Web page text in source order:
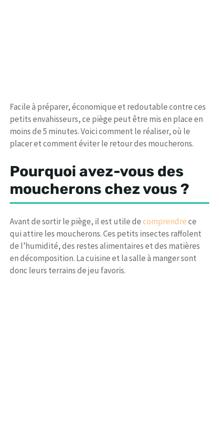
Facile à préparer, économique et redoutable contre ces
petits envahisseurs, ce piège peut être mis en place en
moins de 5 minutes. Voici comment le réaliser, où le
placer et comment éviter le retour des moucherons.
Pourquoi avez-vous des
moucherons chez vous ?
Avant de sortir le piège, il est utile decomprendrece
qui attire les moucherons. Ces petits insectes raffolent
de l’humidité, des restes alimentaires et des matières
en décomposition. La cuisine et la salle à manger sont
donc leurs terrains de jeu favoris.